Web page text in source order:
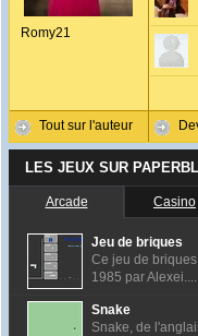
Romy21
Tout sur l'auteur
LES JEUX SUR
Arcade Casino
Jeu de briques
Ce jeu de
1985 par
Snake
Snake, de